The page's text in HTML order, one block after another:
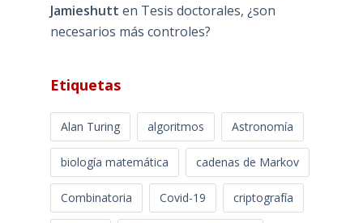
Jamieshutt en Tesis doctorales, ¿son
necesarios más controles?
Etiquetas
Alan Turing algoritmos Astronomía
biología matemática cadenas de Markov
Combinatoria Covid-19 criptografía